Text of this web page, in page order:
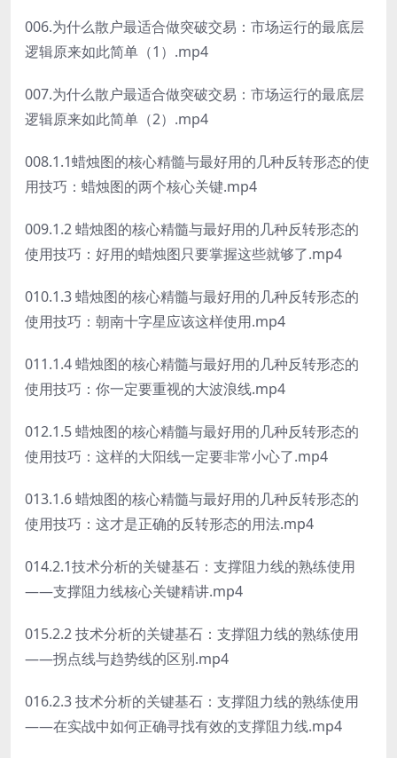
006.为什么散户最适合做突破交易：市场运行的最底层
逻辑原来如此简单（1）.mp4
007.为什么散户最适合做突破交易：市场运行的最底层
逻辑原来如此简单（2）.mp4
008.1.1蜡烛图的核心精髓与最好用的几种反转形态的使
用技巧：蜡烛图的两个核心关键.mp4
009.1.2 蜡烛图的核心精髓与最好用的几种反转形态的
使用技巧：好用的蜡烛图只要掌握这些就够了.mp4
010.1.3 蜡烛图的核心精髓与最好用的几种反转形态的
使用技巧：朝南十字星应该这样使用.mp4
011.1.4 蜡烛图的核心精髓与最好用的几种反转形态的
使用技巧：你一定要重视的大波浪线.mp4
012.1.5 蜡烛图的核心精髓与最好用的几种反转形态的
使用技巧：这样的大阳线一定要非常小心了.mp4
013.1.6 蜡烛图的核心精髓与最好用的几种反转形态的
使用技巧：这才是正确的反转形态的用法.mp4
014.2.1技术分析的关键基石：支撑阻力线的熟练使用
——支撑阻力线核心关键精讲.mp4
015.2.2 技术分析的关键基石：支撑阻力线的熟练使用
——拐点线与趋势线的区别.mp4
016.2.3 技术分析的关键基石：支撑阻力线的熟练使用
——在实战中如何正确寻找有效的支撑阻力线.mp4